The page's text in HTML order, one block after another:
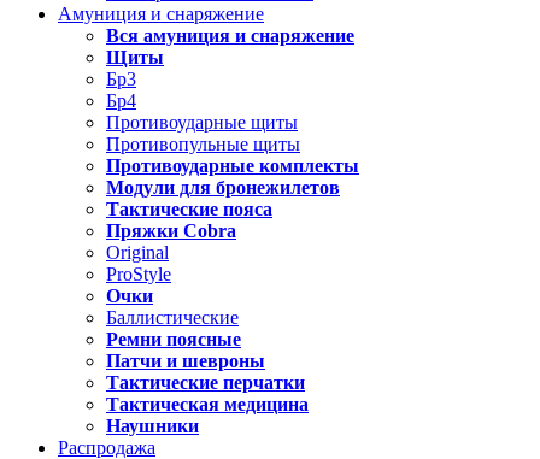
Амуниция и снаряжение
Вся амуниция и снаряжение
Щиты
Бр3
Бр4
Противоударные щиты
Противопульные щиты
Противоударные комплекты
Модули для бронежилетов
Тактические пояса
Пряжки Cobra
Original
ProStyle
Очки
Баллистические
Ремни поясные
Патчи и шевроны
Тактические перчатки
Тактическая медицина
Наушники
Распродажа